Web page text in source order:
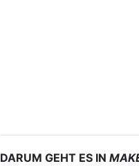
DARUM GEHT ES IN